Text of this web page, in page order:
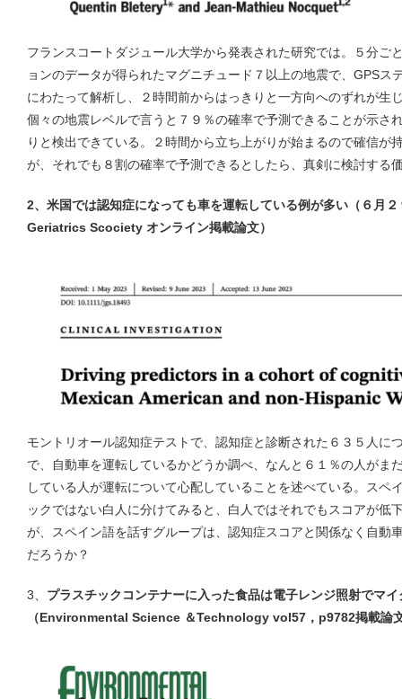
フランスコートダジュール大学から発表された研究では。５分ご
ョンのデータが得られたマグニチュード７以上の地震で、GPSス
にわたって解析し、２時間前からはっきりと一方向へのずれが生
個々の地震レベルで言うと７９％の確率で予測できることが示さ
りと検出できている。２時間から立ち上がりが始まるので確信が
が、それでも８割の確率で予測できるとしたら、真剣に検討する
2、米国では認知症になっても車を運転している例が多い（６月
Geriatrics Scociety オンライン掲載論文）
モントリオール認知症テストで、認知症と診断された６３５人に
で、自動車を運転しているかどうか調べ、なんと６１％の人がま
している人が運転について心配していることを述べている。スペ
ックではない白人に分けてみると、白人ではそれでもスコアが低
が、スペイン語を話すグループは、認知症スコアと関係なく自動
だろうか？
3、 プラスチックコンテナーに入った食品は電子レンジ照射でマ
（Environmental Science ＆Technology vol57，p9782掲載論